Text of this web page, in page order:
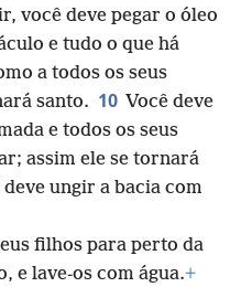
você deve pegar o óleo
e tudo o que há
a todos os seus
santo. 10 Você deve
e todos os seus
assim ele se tornará
deve ungir a bacia com
filhos para perto da
e lave-os com água.+